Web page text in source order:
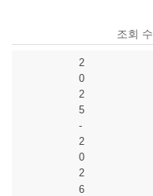
조회 수
2
0
2
5
-
2
0
2
6